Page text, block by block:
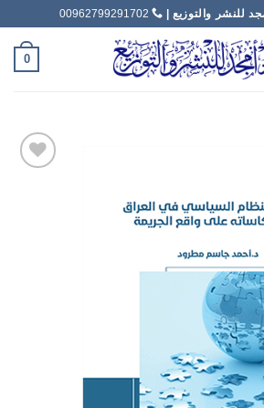
للنشر والتوزيع | 00962799291702
0